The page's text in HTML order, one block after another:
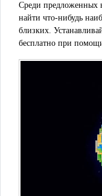
Среди предложенных
найти что-нибудь
близких.
бесплатно при